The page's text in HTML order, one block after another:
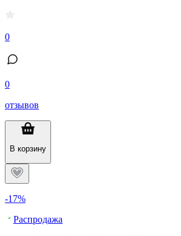
0
0
отзывов
В корзину
-17%
Распродажа